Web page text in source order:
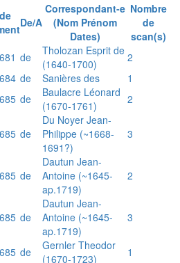
De/A
Correspondant-e
(Nom Prénom
Dates)
Nombre
de
scan(s)
de
Tholozan Esprit de
(1640-1700)
2
de Sanières des
1
de
Baulacre Léonard
(1670-1761)
2
de
Du Noyer Jean-
Philippe (~1668-
1691?)
3
de
Dautun Jean-
Antoine (~1645-
ap.1719)
2
de
Dautun Jean-
Antoine (~1645-
ap.1719)
3
de
Gernler Theodor
(1670-1723)
1